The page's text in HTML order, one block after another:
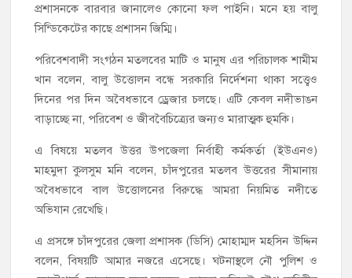
প্রশাসনকে বারবার জানালেও কোনো ফল পাইনি। মনে হয় বালু
সিন্ডিকেটের কাছে প্রশাসন জিম্মি।
পরিবেশবাদী সংগঠন মতলবের মাটি ও মানুষ এর পরিচালক শামীম
খান বলেন, বালু উত্তোলন বন্ধে সরকারি নির্দেশনা থাকা সত্ত্বেও
দিনের পর দিন অবৈধভাবে ড্রেজার চলছে। এটি কেবল নদীভাঙন
বাড়াচ্ছে না, পরিবেশ ও জীববৈচিত্র্যের জন্যও মারাত্মক হুমকি।
এ বিষয়ে মতলব উত্তর উপজেলা নির্বাহী কর্মকর্তা (ইউএনও)
মাহমুদা কুলসুম মনি বলেন, চাঁদপুরের মতলব উত্তরের সীমানায়
অবৈধভাবে বাল উত্তোলনের বিরুদ্ধে আমরা নিয়মিত নদীতে
অভিযান রেখেছি।
এ প্রসঙ্গে চাঁদপুরের জেলা প্রশাসক (ডিসি) মোহাম্মদ মহসিন উদ্দিন
বলেন, বিষয়টি আমার নজরে এসেছে। ঘটনাস্থলে নৌ পুলিশ ও